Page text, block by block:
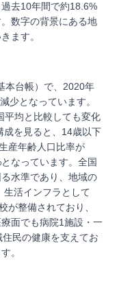
去10年間で約18.6%
数字の背景にある地
ます。
本台帳）で、2020年
少となっています。
平均と比較しても変化
成を見ると、14歳以下
産年齢人口比率が
なっています。全国
水準であり、地域の
活インフラとして
が整備されており、
面でも病院1施設・一
民の健康を支えてお
。